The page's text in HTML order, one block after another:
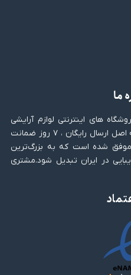
ما
های اینترنتی لوازم آرایشی
بهداشتی و زیبایی با پایبندی به سه اصل ارسال رایگان ، ۷ روز ضمانت
موفق شده است که به بزرگ‌ترین
در ایران تبدیل شود.مشتری